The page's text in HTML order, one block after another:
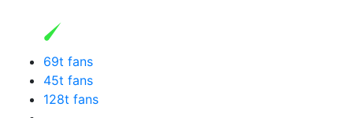
69t fans
45t fans
128t fans